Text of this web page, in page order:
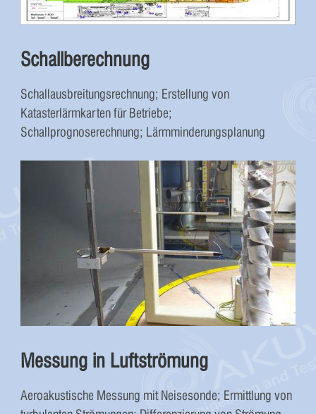
Schallberechnung
Schallausbreitungsrechnung; Erstellung von
Katasterlärmkarten für Betriebe;
Schallprognoserechnung; Lärmminderungsplanung
Messung in Luftströmung
Aeroakustische Messung mit Neisesonde; Ermittlung von